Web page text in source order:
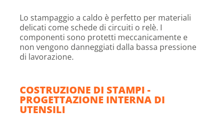
Lo stampaggio a caldo è perfetto per materiali
delicati come schede di circuiti o relè. I
componenti sono protetti meccanicamente e
non vengono danneggiati dalla bassa pressione
di lavorazione.
COSTRUZIONE DI STAMPI -
PROGETTAZIONE INTERNA DI
UTENSILI